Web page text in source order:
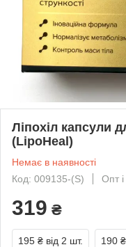
Ліпохіл капсули
(LipoHeal)
Немає в наявності
Код: 009135-(S)
Опт і
319 ₴
195 ₴ від 2 шт. 190 ₴